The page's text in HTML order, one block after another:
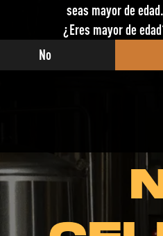
seas mayor de edad.
¿Eres mayor de
No